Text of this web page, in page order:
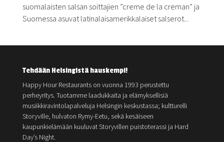
suomalaisten salsan soittajien ”creme de la creman” ja
Suomessa asuvat latinalaisamerikkalaiset salserot...
Tehdään Helsingistä hauskempi!
Happy Hour Restaurants on vuonna 1993 perustettu
perheyritys. Tuotamme laadukkaita ja elämyksellisiä
musiikkiravintolapalveluja Helsingin keskustassa; kultturelli
Storyville, hulvaton Rymy-Eetu, sekä kesäiseen
kaupunkielämään kuuluvat Storyvillen puistoterassi ja Hard
Day’s Night.